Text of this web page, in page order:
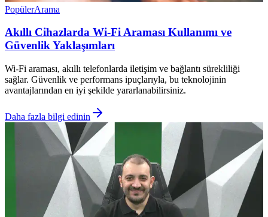
PopülerArama
Akıllı Cihazlarda Wi-Fi Araması Kullanımı ve
Güvenlik Yaklaşımları
Wi-Fi araması, akıllı telefonlarda iletişim ve bağlantı sürekliliği
sağlar. Güvenlik ve performans ipuçlarıyla, bu teknolojinin
avantajlarından en iyi şekilde yararlanabilirsiniz.
Daha fazla bilgi edinin